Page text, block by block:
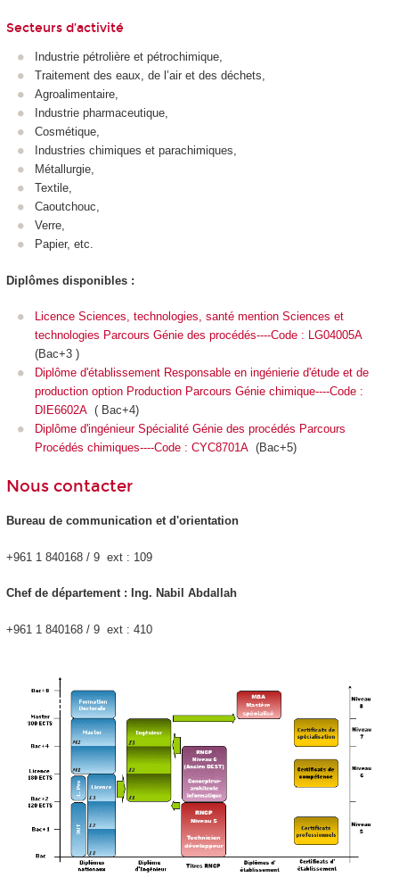
Secteurs d’activité
Industrie pétrolière et pétrochimique,
Traitement des eaux, de l’air et des déchets,
Agroalimentaire,
Industrie pharmaceutique,
Cosmétique,
Industries chimiques et parachimiques,
Métallurgie,
Textile,
Caoutchouc,
Verre,
Papier, etc.
Diplômes disponibles :
Licence Sciences, technologies, santé mention Sciences et
technologies Parcours Génie des procédés----Code : LG04005A
(Bac+3 )
Diplôme d'établissement Responsable en ingénierie d'étude et de
production option Production Parcours Génie chimique----Code :
DIE6602A ( Bac+4)
Diplôme d'ingénieur Spécialité Génie des procédés Parcours
Procédés chimiques----Code : CYC8701A (Bac+5)
Nous contacter
Bureau de communication et d'orientation
+961 1 840168 / 9 ext : 109
Chef de département : Ing. Nabil Abdallah
+961 1 840168 / 9 ext : 410